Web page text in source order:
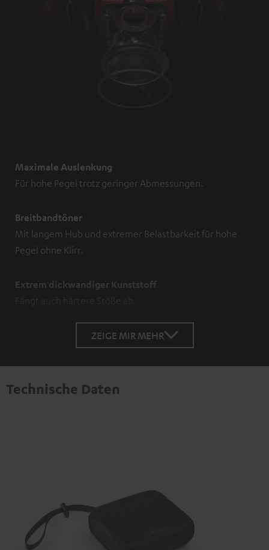
Maximale Auslenkung
Für hohe Pegel trotz geringer Abmessungen.
Breitbandtöner
Mit langem Hub und extremer Belastbarkeit für hohe
Pegel ohne Klirr.
Extrem dickwandiger Kunststoff
ZEIGE MIR MEHR
Technische Daten